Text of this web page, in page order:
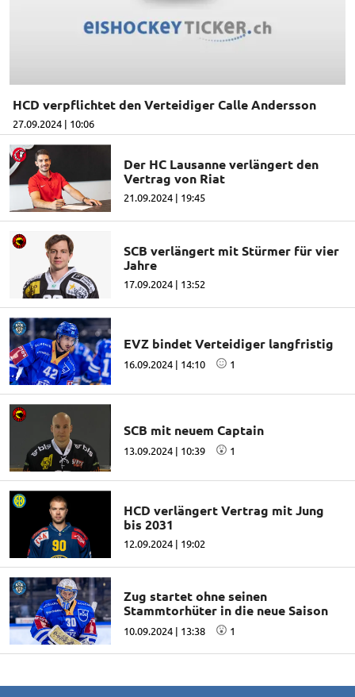
HCD verpflichtet den Verteidiger Calle Andersson
27.09.2024 | 10:06
Der HC Lausanne verlängert den
Vertrag von Riat
21.09.2024 | 19:45
SCB verlängert mit Stürmer für vier
Jahre
17.09.2024 | 13:52
EVZ bindet Verteidiger langfristig
16.09.2024 | 14:10 1
SCB mit neuem Captain
13.09.2024 | 10:39 1
HCD verlängert Vertrag mit Jung
bis 2031
12.09.2024 | 19:02
Zug startet ohne seinen
Stammtorhüter in die neue Saison
10.09.2024 | 13:38 1